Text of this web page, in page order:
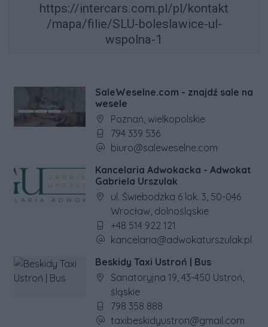
https://intercars.com.pl/pl/kontakt
/mapa/filie/SLU-boleslawice-ul-
wspolna-1
SaleWeselne.com - znajdź sale na
wesele
Adres firmy:
Poznań, wielkopolskie
Numer telefonu firmy:
794 339 536
Adres e-mail firmy:
biuro@saleweselne.com
Kancelaria Adwokacka - Adwokat
Gabriela Urszulak
Adres firmy:
ul. Świebodzka 6 lok. 3, 50-046
Wrocław, dolnośląskie
Numer telefonu firmy:
+48 514 922 121
Adres e-mail firmy:
kancelaria@adwokaturszulak.pl
Beskidy Taxi Ustroń | Bus
Adres firmy:
Sanatoryjna 19, 43-450 Ustroń,
śląskie
Numer telefonu firmy:
798 358 888
Adres e-mail firmy:
taxibeskidyustron@gmail.com